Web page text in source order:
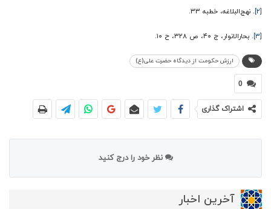
[۲] . نهج‌البلاغه، خطبه ۳۳.
[۳] . بحارالانوار، ج ۴۰، ص ۳۲۸، ح ۱۰.
ارزش حکومت از دیدگاه حضرت علی(ع)
0
اشتراک گذاری
نظر خود را درج کنید
آخرین اخبار